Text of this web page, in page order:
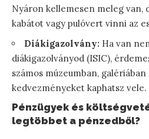
Nyáron kellemesen meleg van,
kabátot vagy pulóvert vinni az
Diákigazolvány: Ha van
diákigazolványod (ISIC),
számos múzeumban,
kedvezményeket kaphatsz vele.
Pénzügyek és
legtöbbet a pénzedből?